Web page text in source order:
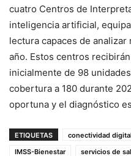
cuatro Centros de
inteligencia artificial,
lectura capaces de
año. Estos centros
inicialmente de 98
cobertura a 180 durante
oportuna y el diagnóstico
ETIQUETAS conectividad
IMSS-Bienestar
servicios de